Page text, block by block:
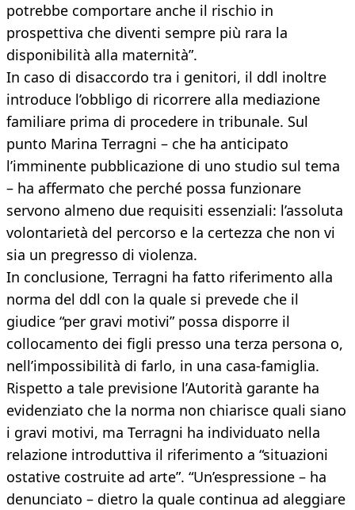
potrebbe comportare anche il rischio in
prospettiva che diventi sempre più rara la
disponibilità alla maternità”.
In caso di disaccordo tra i genitori, il ddl inoltre
introduce l’obbligo di ricorrere alla mediazione
familiare prima di procedere in tribunale. Sul
punto Marina Terragni – che ha anticipato
l’imminente pubblicazione di uno studio sul tema
– ha affermato che perché possa funzionare
servono almeno due requisiti essenziali: l’assoluta
volontarietà del percorso e la certezza che non vi
sia un pregresso di violenza.
In conclusione, Terragni ha fatto riferimento alla
norma del ddl con la quale si prevede che il
giudice “per gravi motivi” possa disporre il
collocamento dei figli presso una terza persona o,
nell’impossibilità di farlo, in una casa-famiglia.
Rispetto a tale previsione l’Autorità garante ha
evidenziato che la norma non chiarisce quali siano
i gravi motivi, ma Terragni ha individuato nella
relazione introduttiva il riferimento a “situazioni
ostative costruite ad arte”. “Un’espressione – ha
denunciato – dietro la quale continua ad aleggiare